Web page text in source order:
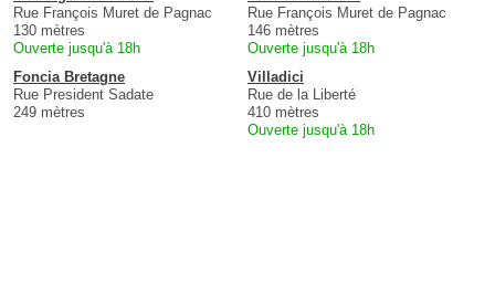
Rue François Muret de Pagnac
130 mètres
Ouverte jusqu'à 18h
Rue François Muret de Pagnac
146 mètres
Ouverte jusqu'à 18h
Foncia Bretagne
Rue President Sadate
249 mètres
Villadici
Rue de la Liberté
410 mètres
Ouverte jusqu'à 18h